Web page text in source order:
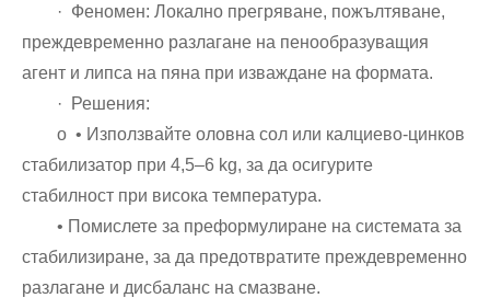
· Феномен: Локално прегряване, пожълтяване,
преждевременно разлагане на пенообразуващия
агент и липса на пяна при изваждане на формата.
· Решения:
o • Използвайте оловна сол или калциево-цинков
стабилизатор при 4,5–6 kg, за да осигурите
стабилност при висока температура.
• Помислете за преформулиране на системата за
стабилизиране, за да предотвратите преждевременно
разлагане и дисбаланс на смазване.